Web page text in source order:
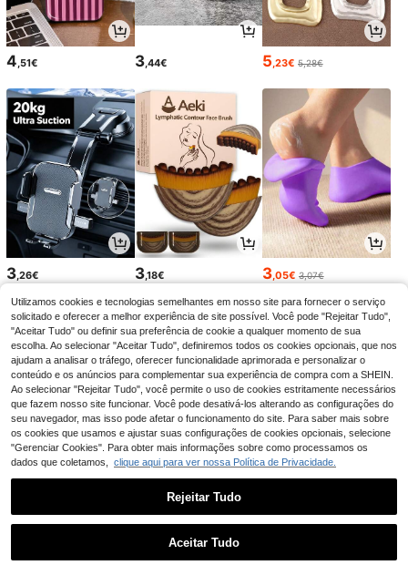
1
4,51€ 3,44€ 5,23€ 5,28€
3 ,26€ 3,18€ 3,05€ 3,07€
3 6 3
Utilizamos cookies e tecnologias semelhantes em nosso site para fornecer o serviço
solicitado e oferecer a melhor experiência de site possível. Você pode "Rejeitar Tudo",
"Aceitar Tudo" ou definir sua preferência de cookie a qualquer momento de sua
escolha. Ao selecionar "Aceitar Tudo", definiremos todos os cookies opcionais, que nos
ajudam a analisar o tráfego, oferecer funcionalidade aprimorada e personalizar o
conteúdo e os anúncios para complementar sua experiência de compra com a SHEIN.
Ao selecionar "Rejeitar Tudo", você permite o uso de cookies estritamente necessários
que fazem nosso site funcionar. Você pode desativá-los alterando as configurações do
seu navegador, mas isso pode afetar o funcionamento do site. Para saber mais sobre
os cookies que usamos e ajustar suas configurações de cookies opcionais, selecione
"Gerenciar Cookies". Para obter mais informações sobre como processamos os
dados que coletamos, clique aqui para ver nossa Política de Privacidade.
Rejeitar Tudo
Aceitar Tudo